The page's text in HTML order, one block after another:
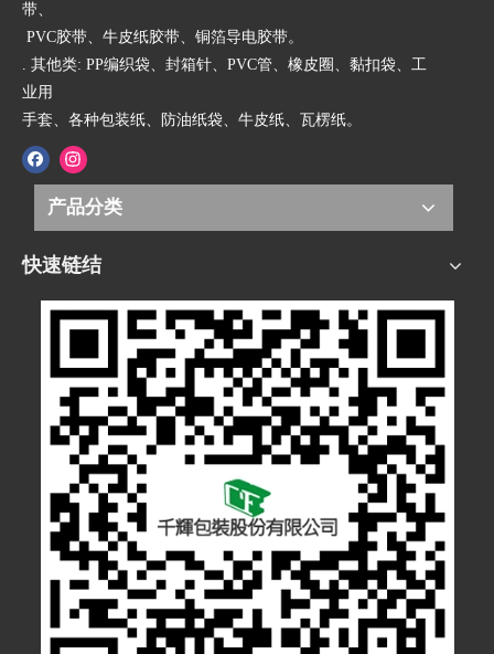
带、
PVC胶带、牛皮纸胶带、铜箔导电胶带。
. 其他类: PP编织袋、封箱针、PVC管、橡皮圈、黏扣袋、工
业用
手套、各种包装纸、防油纸袋、牛皮纸、瓦楞纸。
产品分类
快速链结